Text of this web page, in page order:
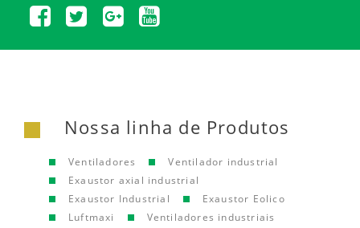
Nossa linha de Produtos
Ventiladores
Ventilador industrial
Exaustor axial industrial
Exaustor Industrial
Exaustor Eolico
Luftmaxi
Ventiladores industriais